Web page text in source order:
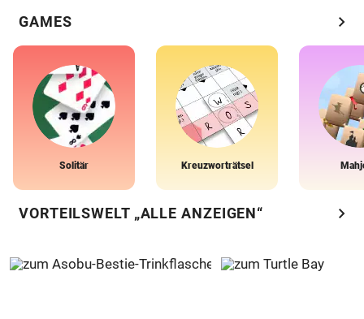
GAMES chevron_right
Solitär Kreuzworträtsel
VORTEILSWELT „ALLE ANZEIGEN“ chevron_right